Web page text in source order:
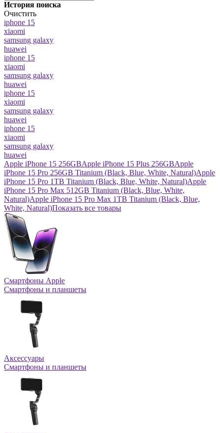
История поиска
Очистить
iphone 15
xiaomi
samsung galaxy
huawei
iphone 15
xiaomi
samsung galaxy
huawei
iphone 15
xiaomi
samsung galaxy
huawei
iphone 15
xiaomi
samsung galaxy
huawei
Apple iPhone 15 256GBApple iPhone 15 Plus 256GBApple
iPhone 15 Pro 256GB Titanium (Black, Blue, White, Natural)Apple
iPhone 15 Pro 1TB Titanium (Black, Blue, White, Natural)Apple
iPhone 15 Pro Max 512GB Titanium (Black, Blue, White,
Natural)Apple iPhone 15 Pro Max 1TB Titanium (Black, Blue,
White, Natural)Показать все товары
Смартфоны Apple
Смартфоны и планшеты
Аксессуары
Смартфоны и планшеты